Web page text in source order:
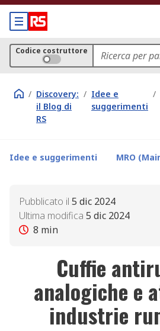
Codice costruttore
/ Discovery:
il Blog di
RS
/ Idee e
suggerimenti
/
Idee e suggerimenti MRO
Pubblicato il 5 dic 2024
Ultima modifica 5 dic 2024
8 min
Cuffie
analogiche e
industrie